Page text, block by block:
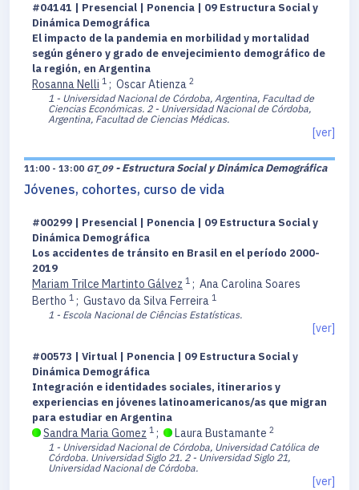
#04141 | Presencial | Ponencia | 09 Estructura Social y
Dinámica Demográfica
El impacto de la pandemia en morbilidad y mortalidad
según género y grado de envejecimiento demográfico de
la región, en Argentina
Rosanna Nelli 1 ; Oscar Atienza 2
1 - Universidad Nacional de Córdoba, Argentina, Facultad de
Ciencias Económicas. 2 - Universidad Nacional de Córdoba,
Argentina, Facultad de Ciencias Médicas.
[ver]
11:00 - 13:00 GT_09 - Estructura Social y Dinámica Demográfica
Jóvenes, cohortes, curso de vida
#00299 | Presencial | Ponencia | 09 Estructura Social y
Dinámica Demográfica
Los accidentes de tránsito en Brasil en el período 2000-
2019
Mariam Trilce Martinto Gálvez 1 ; Ana Carolina Soares
Bertho 1 ; Gustavo da Silva Ferreira 1
1 - Escola Nacional de Ciências Estatísticas.
[ver]
#00573 | Virtual | Ponencia | 09 Estructura Social y
Dinámica Demográfica
Integración e identidades sociales, itinerarios y
experiencias en jóvenes latinoamericanos/as que migran
para estudiar en Argentina
Sandra Maria Gomez 1 ; Laura Bustamante 2
1 - Universidad Nacional de Córdoba, Universidad Católica de
Córdoba. Universidad Siglo 21. 2 - Universidad Siglo 21,
Universidad Nacional de Córdoba.
[ver]